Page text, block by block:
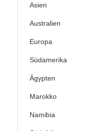
Asien
Australien
Europa
Südamerika
Ägypten
Marokko
Namibia